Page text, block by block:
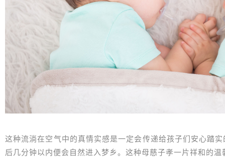
这种流淌在空气中的真情实感是一定会传递给孩子们安心踏
后几分钟以内便会自然进入梦乡。这种母慈子孝一片祥和的